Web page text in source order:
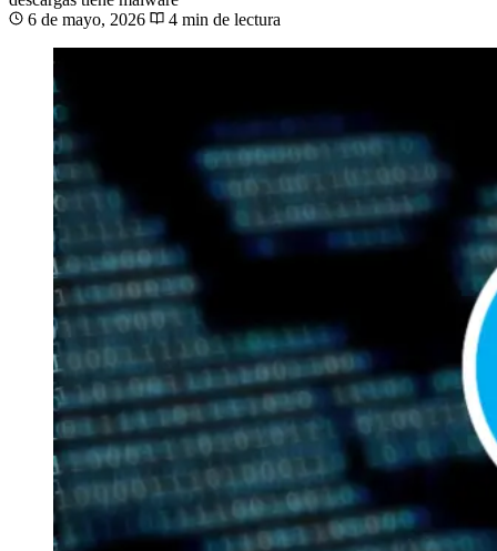
6 de mayo, 2026 4 min de lectura